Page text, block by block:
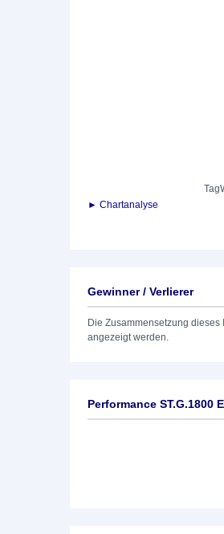
Tag
► Chartanalyse
Gewinner / Verlierer
Die Zusammensetzung
angezeigt werden.
Performance ST.G.1800